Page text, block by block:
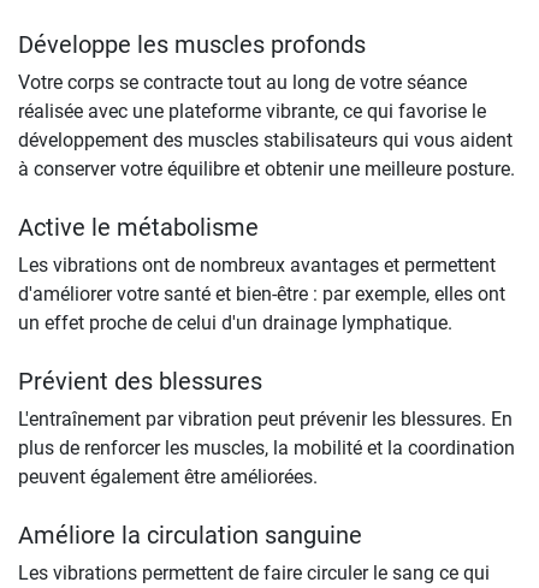
Développe les muscles profonds
Votre corps se contracte tout au long de votre séance
réalisée avec une plateforme vibrante, ce qui favorise le
développement des muscles stabilisateurs qui vous aident
à conserver votre équilibre et obtenir une meilleure posture.
Active le métabolisme
Les vibrations ont de nombreux avantages et permettent
d'améliorer votre santé et bien-être : par exemple, elles ont
un effet proche de celui d'un drainage lymphatique.
Prévient des blessures
L'entraînement par vibration peut prévenir les blessures. En
plus de renforcer les muscles, la mobilité et la coordination
peuvent également être améliorées.
Améliore la circulation sanguine
Les vibrations permettent de faire circuler le sang ce qui